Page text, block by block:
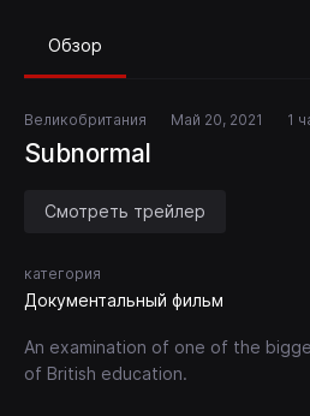
Обзор
Великобритания Май 20, 2021 1
Subnormal
Смотреть трейлер
категория
Документальный фильм
An examination of one of the
of British education.